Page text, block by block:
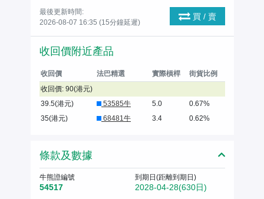
最後更新時間:
2026-08-07 16:35 (15分鐘延遲)
買 / 賣
收回價附近產品
收回價 法巴精選 實際槓桿
街貨比例
收回價: 90(港元)
39.5(港元)
53585牛 5.0
0.67%
35(港元)
68481牛 3.4 0.62%
條款及數據
牛熊證編號
54517
到期日(距離到期日)
2028-04-28(630日)